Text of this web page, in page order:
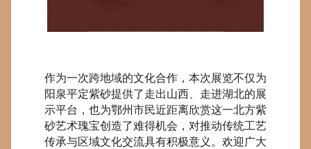
作为一次跨地域的文化合作，本次展览不仅为
阳泉平定紫砂提供了走出山西、走进湖北的展
示平台，也为鄂州市民近距离欣赏这一北方紫
砂艺术瑰宝创造了难得机会，对推动传统工艺
传承与区域文化交流具有积极意义。欢迎广大